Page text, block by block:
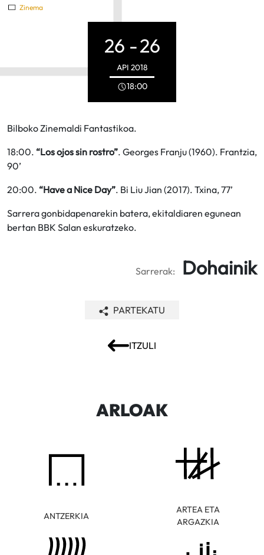
Zinema
26 -26
API 2018
18:00
Bilboko Zinemaldi Fantastikoa.
18:00. “Los ojos sin rostro”. Georges Franju (1960). Frantzia,
90’
20:00. “Have a Nice Day”. Bi Liu Jian (2017). Txina, 77’
Sarrera gonbidapenarekin batera, ekitaldiaren egunean
bertan BBK Salan eskuratzeko.
Sarrerak: Dohainik
ITZULI
PARTEKATU
ARLOAK
ANTZERKIA
ARTEA ETA
ARGAZKIA